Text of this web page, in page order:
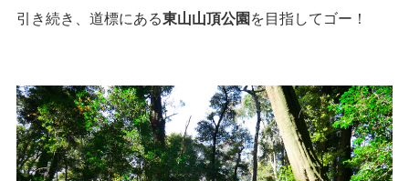
引き続き、道標にある東山山頂公園を目指してゴー！